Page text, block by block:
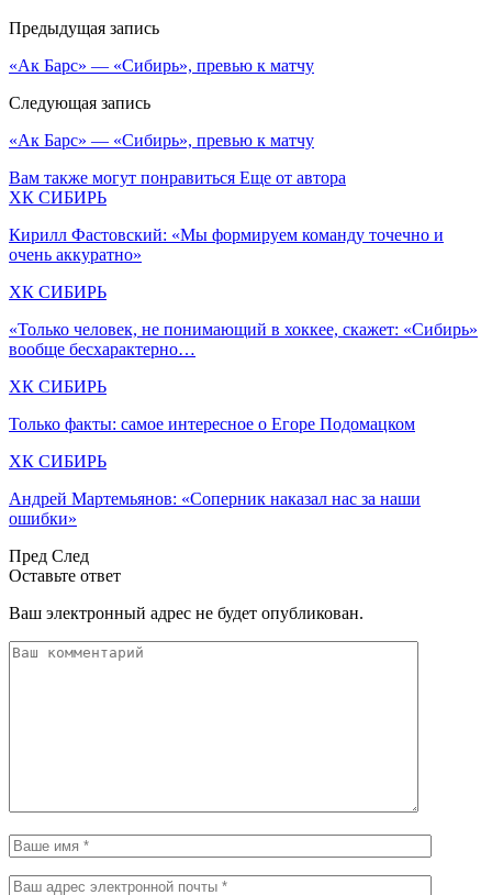
Предыдущая запись
«Ак Барс» — «Сибирь», превью к матчу
Следующая запись
«Ак Барс» — «Сибирь», превью к матчу
Вам также могут понравиться Еще от автора
ХК СИБИРЬ
Кирилл Фастовский: «Мы формируем команду точечно и
очень аккуратно»
ХК СИБИРЬ
«Только человек, не понимающий в хоккее, скажет: «Сибирь»
вообще бесхарактерно…
ХК СИБИРЬ
Только факты: самое интересное о Егоре Подомацком
ХК СИБИРЬ
Андрей Мартемьянов: «Соперник наказал нас за наши
ошибки»
Пред След
Оставьте ответ
Ваш электронный адрес не будет опубликован.